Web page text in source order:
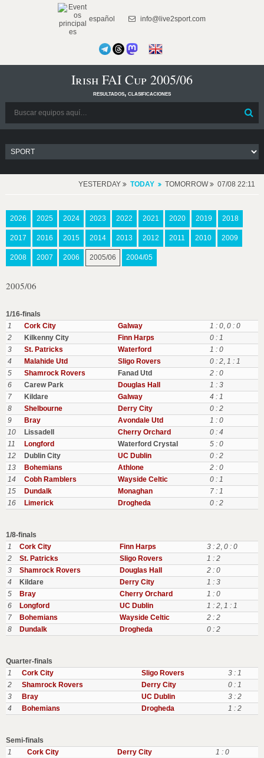
español info@live2sport.com
Irish FAI Cup 2005/06
resultados, clasificaciones
YESTERDAY TODAY TOMORROW 07/08 22:11
2026 2025 2024 2023 2022 2021 2020 2019 2018
2017 2016 2015 2014 2013 2012 2011 2010 2009
2008 2007 2006 2005/06 2004/05
2005/06
1/16-finals
1
Cork City Galway 1 : 0, 0 : 0
2
Kilkenny City Finn Harps
0 : 1
3
St. Patricks Waterford
1 : 0
4
Malahide Utd Sligo Rovers 0 : 2, 1 : 1
5
Shamrock Rovers Fanad Utd
2 : 0
6
Carew Park Douglas Hall
1 : 3
7
Kildare Galway
4 : 1
8
Shelbourne Derry City
0 : 2
9
Bray Avondale Utd
1 : 0
10
Lissadell Cherry Orchard
0 : 4
11
Longford Waterford Crystal
5 : 0
12
Dublin City UC Dublin
0 : 2
13
Bohemians Athlone
2 : 0
14
Cobh Ramblers Wayside Celtic
0 : 1
15
Dundalk Monaghan
7 : 1
16
Limerick Drogheda 0 : 2
1/8-finals
1
Cork City Finn Harps 3 : 2, 0 : 0
2
St. Patricks Sligo Rovers
1 : 2
3
Shamrock Rovers Douglas Hall
2 : 0
4
Kildare Derry City
1 : 3
5
Bray Cherry Orchard
1 : 0
6
Longford UC Dublin 1 : 2, 1 : 1
7
Bohemians Wayside Celtic
2 : 2
8
Dundalk Drogheda 0 : 2
Quarter-finals
1
Cork City Sligo Rovers
3 : 1
2
Shamrock Rovers Derry City
0 : 1
3
Bray UC Dublin
3 : 2
4
Bohemians Drogheda 1 : 2
Semi-finals
1
Cork City Derry City
1 : 0